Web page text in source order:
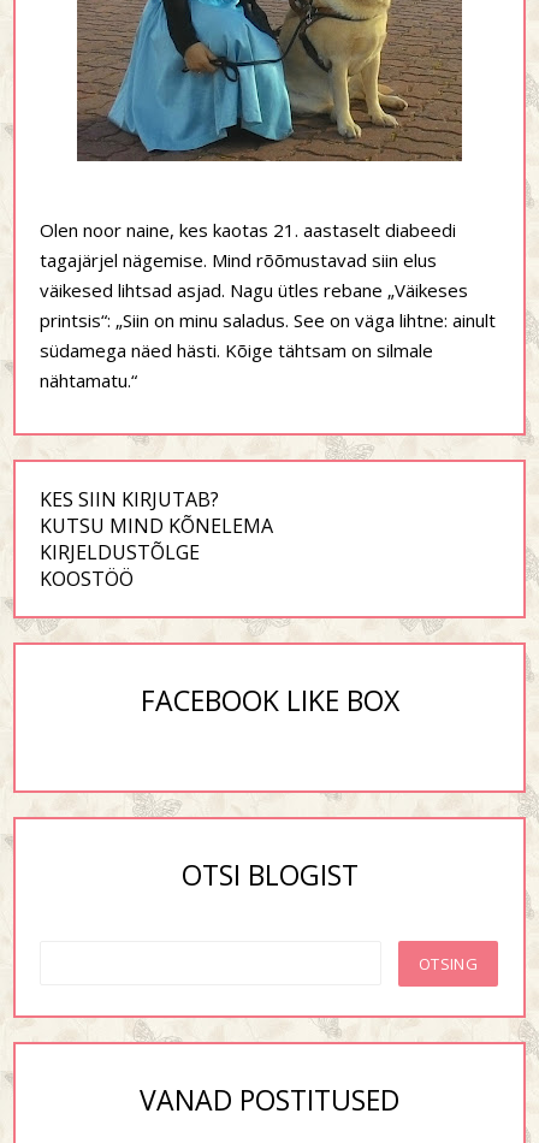
Olen noor naine, kes kaotas 21. aastaselt diabeedi
tagajärjel nägemise. Mind rõõmustavad siin elus
väikesed lihtsad asjad. Nagu ütles rebane „Väikeses
printsis“: „Siin on minu saladus. See on väga lihtne: ainult
südamega näed hästi. Kõige tähtsam on silmale
nähtamatu.“
KES SIIN KIRJUTAB?
KUTSU MIND KÕNELEMA
KIRJELDUSTÕLGE
KOOSTÖÖ
FACEBOOK LIKE BOX
OTSI BLOGIST
VANAD POSTITUSED